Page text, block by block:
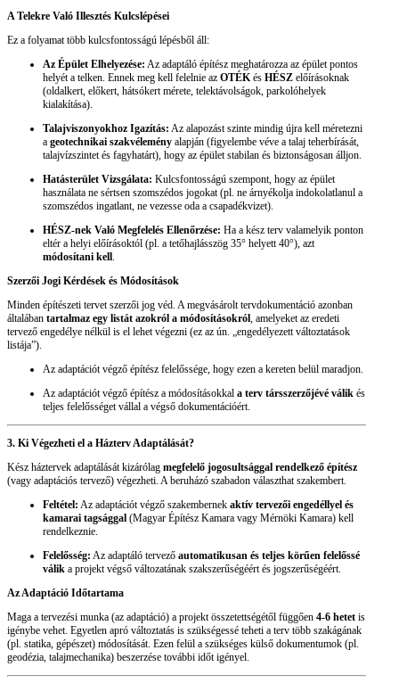
A Telekre Való Illesztés Kulcslépései
Ez a folyamat több kulcsfontosságú lépésből áll:
Az Épület Elhelyezése: Az adaptáló építész meghatározza az épület pontos
helyét a telken. Ennek meg kell felelnie az OTÉKés HÉSZ előírásoknak
(oldalkert, előkert, hátsókert mérete, telektávolságok, parkolóhelyek
kialakítása).
Talajviszonyokhoz Igazítás: Az alapozást szinte mindig újra kell méretezni
a geotechnikai szakvélemény alapján (figyelembe véve a talaj teherbírását,
talajvízszintet és fagyhatárt), hogy az épület stabilan és biztonságosan álljon.
Hatásterület Vizsgálata: Kulcsfontosságú szempont, hogy az épület
használata ne sértsen szomszédos jogokat (pl. ne árnyékolja indokolatlanul a
szomszédos ingatlant, ne vezesse oda a csapadékvizet).
HÉSZ-nek Való Megfelelés Ellenőrzése: Ha a kész terv valamelyik ponton
eltér a helyi előírásoktól (pl. a tetőhajlásszög 35° helyett 40°), azt
módosítani kell.
Szerzői Jogi Kérdések és Módosítások
Minden építészeti tervet szerzői jog véd. A megvásárolt tervdokumentáció azonban
általában tartalmaz egy listát azokról a módosításokról, amelyeket az eredeti
tervező engedélye nélkül is el lehet végezni (ez az ún. „engedélyezett változtatások
listája”).
Az adaptációt végző építész felelőssége, hogy ezen a kereten belül maradjon.
Az adaptációt végző építész a módosításokkal a terv társszerzőjévé válik és
teljes felelősséget vállal a végső dokumentációért.
3. Ki Végezheti el a Házterv Adaptálását?
Kész háztervek adaptálását kizárólag megfelelő jogosultsággal rendelkező építész
(vagy adaptációs tervező) végezheti. A beruházó szabadon választhat szakembert.
Feltétel: Az adaptációt végző szakembernek aktív tervezői engedéllyel és
kamarai tagsággal (Magyar Építész Kamara vagy Mérnöki Kamara) kell
rendelkeznie.
Felelősség: Az adaptáló tervező automatikusan és teljes körűen felelőssé
válik a projekt végső változatának szakszerűségéért és jogszerűségéért.
Az Adaptáció Időtartama
Maga a tervezési munka (az adaptáció) a projekt összetettségétől függően 4-6 hetet is
igénybe vehet. Egyetlen apró változtatás is szükségessé teheti a terv több szakágának
(pl. statika, gépészet) módosítását. Ezen felül a szükséges külső dokumentumok (pl.
geodézia, talajmechanika) beszerzése további időt igényel.